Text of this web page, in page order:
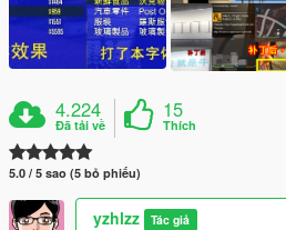
4.224
Đã tải về
15
Thích
5.0 / 5 sao (5 bỏ phiếu)
yzhlzz Tác giả